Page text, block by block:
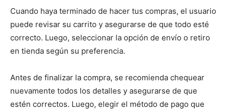
Cuando haya terminado de hacer tus compras, el usuario
puede revisar su carrito y asegurarse de que todo esté
correcto. Luego, seleccionar la opción de envío o retiro
en tienda según su preferencia.
Antes de finalizar la compra, se recomienda chequear
nuevamente todos los detalles y asegurarse de que
estén correctos. Luego, elegir el método de pago que